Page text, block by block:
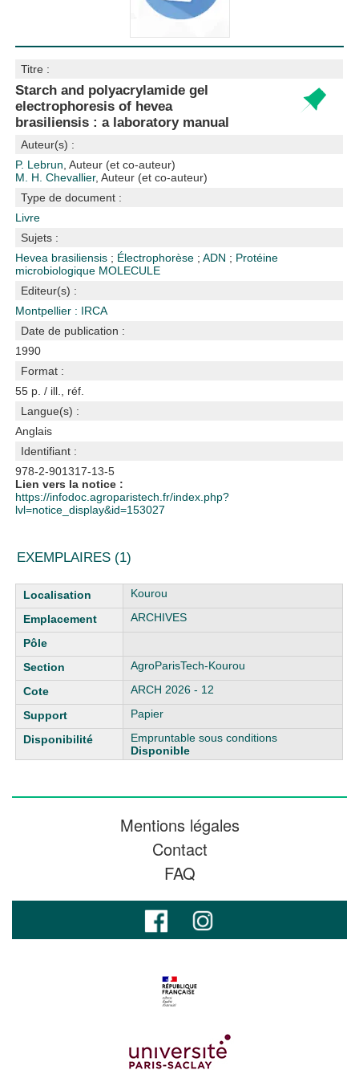
Titre :
Starch and polyacrylamide gel
electrophoresis of hevea
brasiliensis : a laboratory manual
Auteur(s) :
P. Lebrun , Auteur (et co-auteur)
M. H. Chevallier, Auteur (et co-auteur)
Type de document :
Livre
Sujets :
Hevea brasiliensis ; Électrophorèse ;ADN ; Protéine
microbiologique MOLECULE
Editeur(s) :
Montpellier : IRCA
Date de publication :
1990
Format :
55 p. / ill., réf.
Langue(s) :
Anglais
Identifiant :
978-2-901317-13-5
Lien vers la notice :
https://infodoc.agroparistech.fr/index.php?
lvl=notice_display&id=153027
EXEMPLAIRES (1)
Liste des exemplaires
Kourou
ARCHIVES
AgroParisTech-Kourou
ARCH 2026 - 12
Papier
Empruntable sous conditions
Disponible
Mentions légales
Contact
FAQ